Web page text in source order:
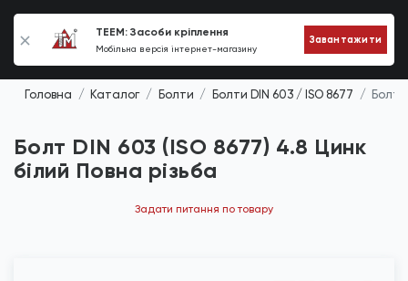
TEEM: Засоби кріплення
Мобільна версія інтернет-магазину
Завантажити
0
Головна Каталог Болти Болти DIN 603 / ISO 8677 Болт
Болт DIN 603 (ISO 8677) 4.8 Цинк
білий Повна різьба
Задати питання по товару